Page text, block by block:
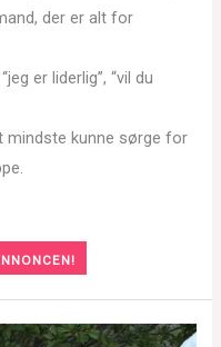
der er alt for
er liderlig”, “vil du
mindste kunne sørge for